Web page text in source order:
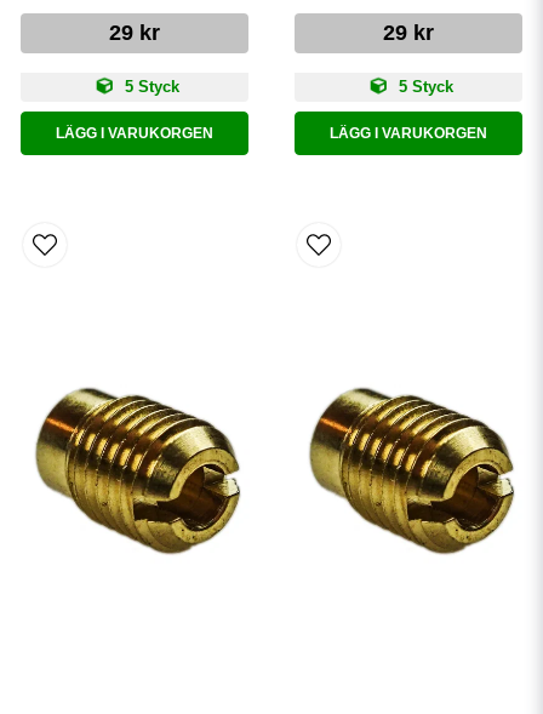
29 kr
5 Styck
LÄGG I VARUKORGEN
29 kr
5 Styck
LÄGG I VARUKORGEN